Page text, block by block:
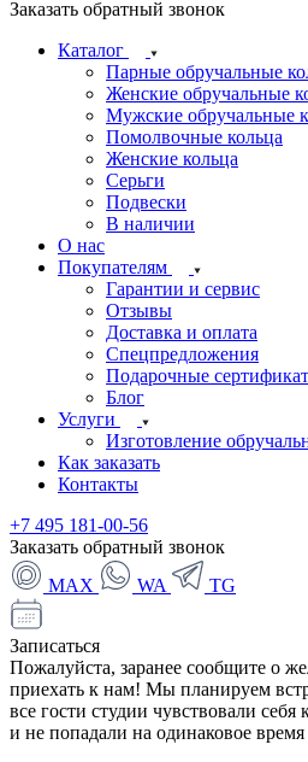
Заказать обратный звонок
Каталог
Парные обручальные
Женские обручальные
Мужские обручальные
Помолвочные кольца
Женские кольца
Серьги
Подвески
В наличии
О нас
Покупателям
Гарантии и сервис
Отзывы
Доставка и оплата
Спецпредложения
Подарочные
Блог
Услуги
Изготовление
Как заказать
Контакты
+7 495 181-00-56
Заказать обратный звонок
MAX
WA TG
Записаться
Пожалуйста, заранее сообщите о
приехать к нам! Мы планируем
все гости студии чувствовали себя
и не попадали на одинаковое время